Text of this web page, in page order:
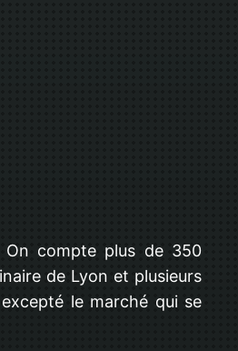
On compte plus de 350
de Lyon et plusieurs
le marché qui se